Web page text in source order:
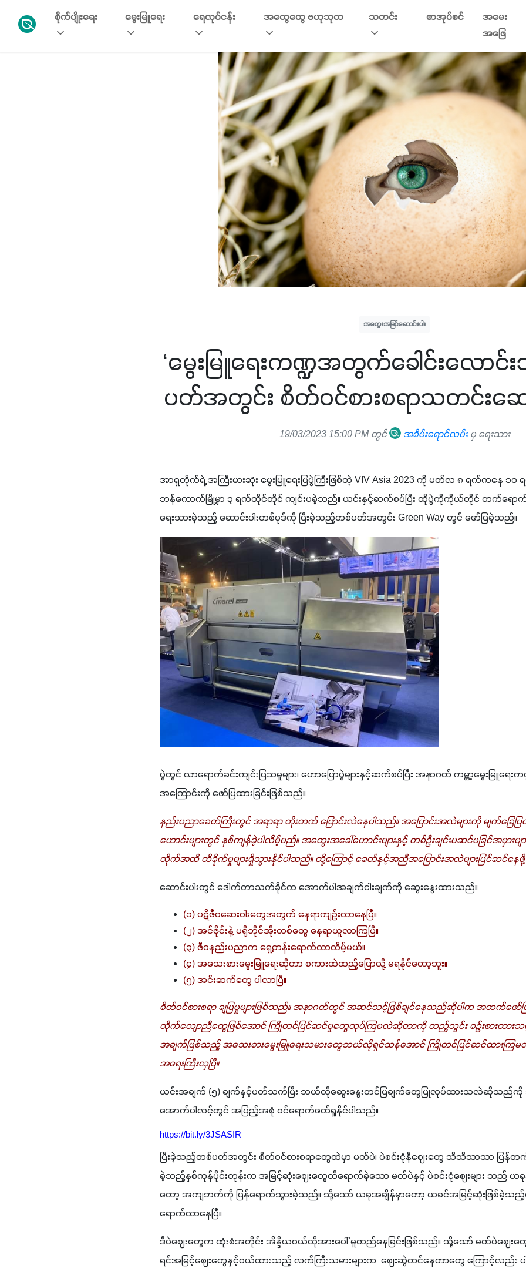
စိုက်ပျိုးရေး မွေးမြူရေး ရေလုပ်ငန်း အထွေထွေ ဗဟုသုတ သတင်း စာအုပ်စင်
အမေး
အဖြေ
အတွေးအမြင်ဆောင်းပါး
‘မွေးမြူရေးကဏ္ဍအတွက်ခေါင်းလောင်
ပတ်အတွင်း စိတ်ဝင်စားစရာသတင်းဆောင်
19/03/2023 15:00 PM တွင် အစိမ်းရောင်လမ်းမှ ရေးသား
အာရှတိုက်ရဲ့ အကြီးမားဆုံး မွေးမြူရေးပြပွဲကြီးဖြစ်တဲ့ VIV Asia 2023 ကို မတ်လ ၈ ရက်ကနေ ၁
ဘန်ကောက်မြို့မှာ ၃ ရက်တိုင်တိုင် ကျင်းပခဲ့သည်။ ယင်းနှင့်ဆက်စပ်ပြီး ထိုပွဲကိုကိုယ်တိုင် တက်ရေ
ရေးသားခဲ့သည့် ဆောင်းပါးတစ်ပုဒ်ကို ပြီးခဲ့သည့်တစ်ပတ်အတွင်း Green Way တွင် ဖော်ပြခဲ့သည်။
ပွဲတွင် လာရောက်ခင်းကျင်းပြသမှုများ၊ ဟောပြောပွဲများနှင့်ဆက်စပ်ပြီး အနာဂတ် ကမ္ဘာ့မွေးမြူရေး
အကြောင်းကို ဖော်ပြထားခြင်းဖြစ်သည်။
နည်းပညာခေတ်ကြီးတွင် အရာရာ တိုးတက် ပြောင်းလဲနေပါသည်။ အပြောင်းအလဲများကို မျက်ခြေပ
ဟောင်းများတွင် နစ်ကျန်ခဲ့ပါလိမ့်မည်။ အတွေးအခေါ်ဟောင်းများနှင့် တစ်ဦးချင်းမဆင်မခြင်အမှာ
လိုက်အထိ ထိခိုက်မှုများရှိသွားနိုင်ပါသည်။ ထို့ကြောင့် ခေတ်နှင့်အညီအပြောင်းအလဲများပြင်ဆင်နေ
ဆောင်းပါးတွင် ဒေါက်တာသက်ခိုင်က အောက်ပါအချက်ငါးချက်ကို ဆွေးနွေးထားသည်။
(၁) ပဋိဇီဝဆေးဝါးတွေအတွက် နေရာကျဉ်းလာနေပြီ။
(၂) အင်ဇိုင်းနဲ့ ပရိုဘိုင်အိုးတစ်တွေ နေရာယူလာကြပြီ။
(၃) ဇီဝနည်းပညာက ရှေ့တန်းရောက်လာလိမ့်မယ်။
(၄) အသေးစားမွေးမြူရေးဆိုတာ စကားထဲထည့်ပြောလို့ မရနိုင်တော့ဘူး။
(၅) အင်းဆက်တွေ ပါလာပြီ။
စိတ်ဝင်စားစရာ ချပြမှုများဖြစ်သည်။ အနာဂတ်တွင် အဆင်သင့်ဖြစ်ချင်နေသည်ဆိုပါက အထက်ဖော်
လိုက်လျောညီထွေဖြစ်အောင် ကြိုတင်ပြင်ဆင်မှုတွေလုပ်ကြမလဲဆိုတာကို ထည့်သွင်း စဉ်းစားထားသင့်
အချက်ဖြစ်သည့် အသေးစားမွေးမြူရေးသမားတွေဘယ်လိုရှင်သန်အောင် ကြိုတင်ပြင်ဆင်ထား
အရေးကြီးလှပြီ။
ယင်းအချက် (၅) ချက်နှင့်ပတ်သက်ပြီး ဘယ်လိုဆွေးနွေးတင်ပြချက်တွေပြုလုပ်ထားသလဲဆိုသည်
အောက်ပါလင့်တွင် အပြည့်အစုံ ဝင်ရောက်ဖတ်ရှုနိုင်ပါသည်။
https://bit.ly/3JSASIR
ပြီးခဲ့သည့်တစ်ပတ်အတွင်း စိတ်ဝင်စားစရာတွေထဲမှာ မတ်ပဲ၊ ပဲစင်းငုံနီဈေးတွေ သိသိသာသာ ပြန်တ
ခဲ့သည့်နှစ်ကုန်ပိုင်းတုန်းက အမြင့်ဆုံးဈေးတွေထိရောက်ခဲ့သော မတ်ပဲနှင့် ပဲစင်းငုံဈေးများ သည် ယ
တော့ အကျဘက်ကို ပြန်ရောက်သွားခဲ့သည်။ သို့သော် ယခုအချိန်မှာတော့ ယခင်အမြင့်ဆုံးဖြစ်ခဲ့သည့်
ရောက်လာနေပြီ။
ဒီပဲဈေးတွေက ထုံးစံအတိုင်း အိန္ဒိယဝယ်လိုအားပေါ် မူတည်နေခြင်းဖြစ်သည်။ သို့သော် မတ်ပဲဈေးတွ
ရင်အမြင့်ဈေးတွေနှင့်ဝယ်ထားသည့် လက်ကြီးသမားများက  ဈေးဆွဲတင်နေတာတွေ ကြောင့်လည်